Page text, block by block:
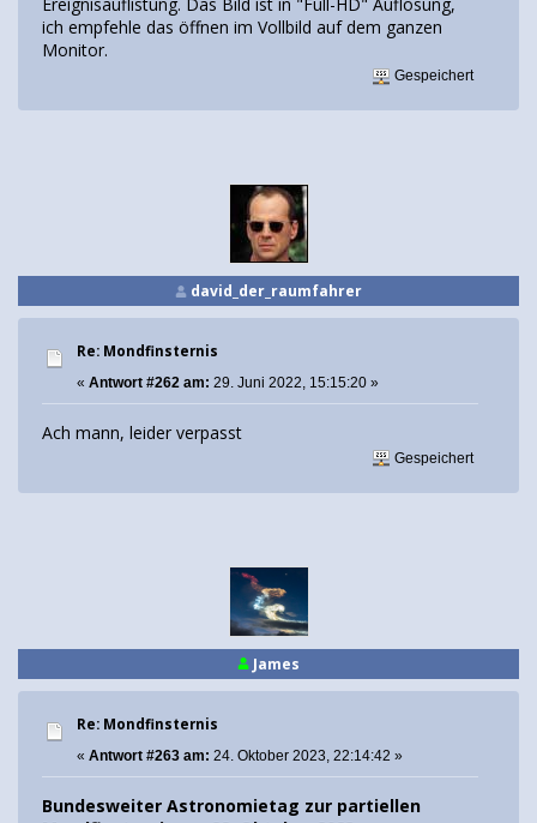
Ereignisauflistung. Das Bild ist in "Full-HD" Auflösung,
ich empfehle das öffnen im Vollbild auf dem ganzen
Monitor.
Gespeichert
david_der_raumfahrer
Re: Mondfinsternis
« Antwort #262 am: 29. Juni 2022, 15:15:20 »
Ach mann, leider verpasst
Gespeichert
James
Re: Mondfinsternis
« Antwort #263 am: 24. Oktober 2023, 22:14:42 »
Bundesweiter Astronomietag zur partiellen